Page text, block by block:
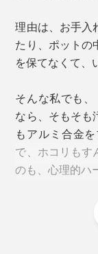
お手入れの面
理由は、お手入
たり、ポットの
を保てなくて、
そんな私でも
なら、そもそも
もアルミ合金
で、ホコリもす
のも、心理的ハ